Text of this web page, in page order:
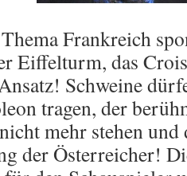
Frankreich
Eiffelturm, das
Schweine
tragen, der
mehr stehen und
der Österreicher!